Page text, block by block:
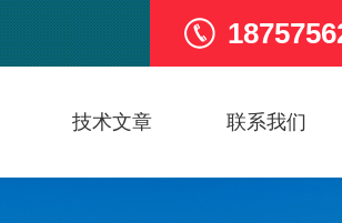
技术文章 联系我们